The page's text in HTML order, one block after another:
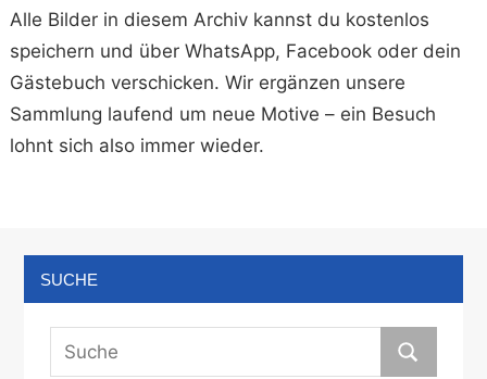
Alle Bilder in diesem Archiv kannst du kostenlos
speichern und über WhatsApp, Facebook oder dein
Gästebuch verschicken. Wir ergänzen unsere
Sammlung laufend um neue Motive – ein Besuch
lohnt sich also immer wieder.
SUCHE